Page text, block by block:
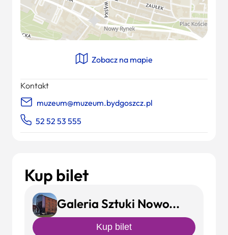
Kup bilet
Galeria Sztuki Nowoczesnej
Kup bilet
Zobacz na mapie
Kontakt
muzeum@muzeum.bydgoszcz.pl
52 52 53 555